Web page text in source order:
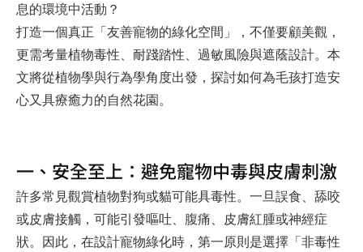
息的環境中活動？
打造一個真正「友善寵物的綠化空間」，不僅要顧美觀，
更需考量植物毒性、耐踐踏性、過敏風險與遮蔭設計。本
文將從植物學與行為學角度出發，探討如何為毛孩打造安
心又具療癒力的自然花園。
一、安全至上：避免寵物中毒與皮膚刺激
許多常見觀賞植物對狗或貓可能具毒性。一旦誤食、舔咬
或皮膚接觸，可能引發嘔吐、腹痛、皮膚紅腫或神經症
狀。因此，在設計寵物綠化時， 第一原則是選擇「非毒性